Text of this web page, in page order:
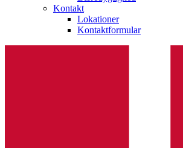
Kontakt
Lokationer
Kontaktformular